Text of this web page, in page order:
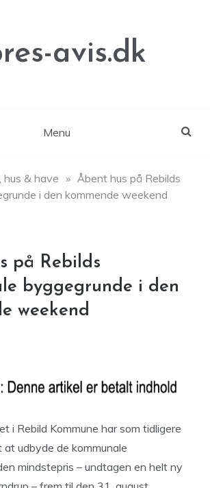
avis.dk
Menu
hus & have » Åbent hus på Rebilds
i den kommende weekend
på Rebilds
byggegrunde i den
weekend
i Rebild Kommune har som tidligere
udbyde de kommunale
mindstepris – undtagen en helt ny